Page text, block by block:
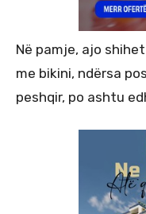
Në pamje, ajo
me bikini, ndërsa
peshqir, po ashtu